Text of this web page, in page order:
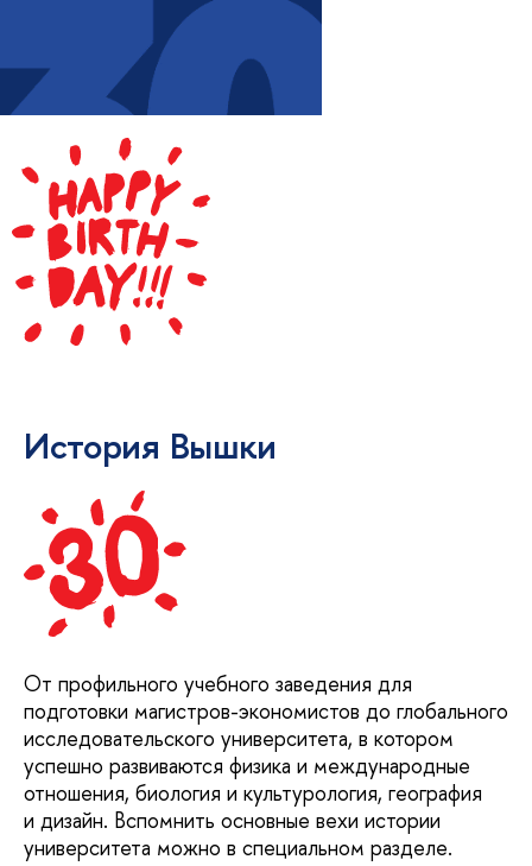
История Вышки
От профильного учебного заведения для
подготовки магистров-экономистов до глобального
исследовательского университета, в котором
успешно развиваются физика и международные
отношения, биология и культурология, география
и дизайн. Вспомнить основные вехи истории
университета можно в специальном разделе.